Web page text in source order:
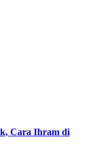
Cara Ihram di